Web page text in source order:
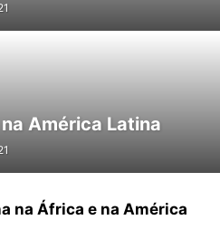
América Latina
na África e na América